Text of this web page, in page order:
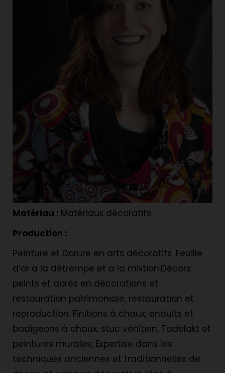
Matériau : Matériaux décoratifs
Production :
Peinture et Dorure en arts décoratifs .Feuille
d’or a la détrempe et a la mixtion.Décors
peints et dorés en décorations et
restauration patrimoniale, restauration et
reproduction. Finitions à chaux, enduits et
badigeons à chaux, stuc vénitien, Tadelakt et
peintures murales, Expertise dans les
techniques anciennes et traditionnelles de